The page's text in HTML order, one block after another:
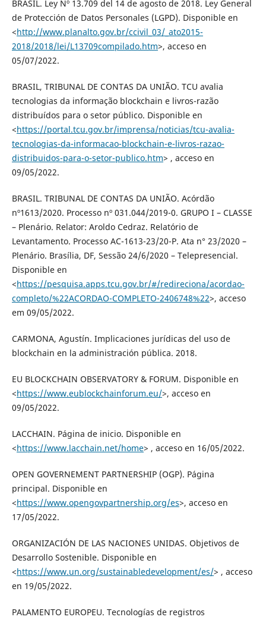
BRASIL. Ley Nº 13.709 del 14 de agosto de 2018. Ley General
de Protección de Datos Personales (LGPD). Disponible en
<http://www.planalto.gov.br/ccivil_03/_ato2015-
2018/2018/lei/L13709compilado.htm>, acceso en
05/07/2022.
BRASIL, TRIBUNAL DE CONTAS DA UNIÃO. TCU avalia
tecnologias da informação blockchain e livros-razão
distribuídos para o setor público. Disponible en
<https://portal.tcu.gov.br/imprensa/noticias/tcu-avalia-
tecnologias-da-informacao-blockchain-e-livros-razao-
distribuidos-para-o-setor-publico.htm> , acceso en
09/05/2022.
BRASIL. TRIBUNAL DE CONTAS DA UNIÃO. Acórdão
nº1613/2020. Processo nº 031.044/2019-0. GRUPO I – CLASSE
– Plenário. Relator: Aroldo Cedraz. Relatório de
Levantamento. Processo AC-1613-23/20-P. Ata n° 23/2020 –
Plenário. Brasília, DF, Sessão 24/6/2020 – Telepresencial.
Disponible en
<https://pesquisa.apps.tcu.gov.br/#/redireciona/acordao-
completo/%22ACORDAO-COMPLETO-2406748%22>, acceso
em 09/05/2022.
CARMONA, Agustín. Implicaciones jurídicas del uso de
blockchain en la administración pública. 2018.
EU BLOCKCHAIN OBSERVATORY & FORUM. Disponible en
<https://www.eublockchainforum.eu/>, acceso en
09/05/2022.
LACCHAIN. Página de inicio. Disponible en
<https://www.lacchain.net/home> , acceso en 16/05/2022.
OPEN GOVERNEMENT PARTNERSHIP (OGP). Página
principal. Disponible en
<https://www.opengovpartnership.org/es>, acceso en
17/05/2022.
ORGANIZACIÓN DE LAS NACIONES UNIDAS. Objetivos de
Desarrollo Sostenible. Disponible en
<https://www.un.org/sustainabledevelopment/es/> , acceso
en 19/05/2022.
PALAMENTO EUROPEU. Tecnologías de registros